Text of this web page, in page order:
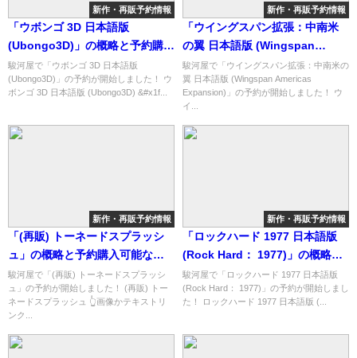
新作・再販予約情報
「ウボンゴ 3D 日本語版
(Ubongo3D)」の概略と予約購入
可能なショップ紹介！
駿河屋で「ウボンゴ 3D 日本語版
(Ubongo3D)」の予約が開始しました！ ウ
ボンゴ 3D 日本語版 (Ubongo3D) &#x1f...
新作・再販予約情報
「ウイングスパン拡張：中南米
の翼 日本語版 (Wingspan
Americas Expansion)」の概略
と予約購入可能なショップ紹
介！
駿河屋で「ウイングスパン拡張：中南米の
翼 日本語版 (Wingspan Americas
Expansion)」の予約が開始しました！ ウ
イ...
新作・再販予約情報
「(再販) トーネードスプラッシ
ュ」の概略と予約購入可能なシ
ョップ紹介！
駿河屋で「(再販) トーネードスプラッシ
ュ」の予約が開始しました！ (再販) トー
ネードスプラッシュ 👆画像かテキストリ
ンク...
新作・再販予約情報
「ロックハード 1977 日本語版
(Rock Hard： 1977)」の概略と
予約購入可能なショップ紹介！
駿河屋で「ロックハード 1977 日本語版
(Rock Hard： 1977)」の予約が開始しまし
た！ ロックハード 1977 日本語版 (...